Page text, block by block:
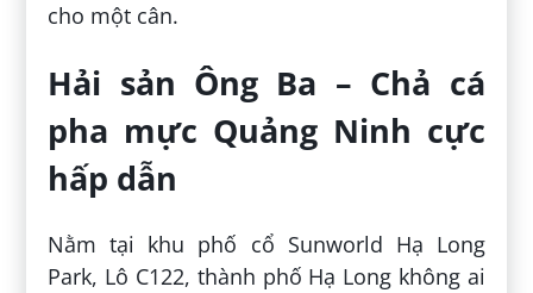
cho một cân.
Hải sản Ông Ba – Chả cá
pha mực Quảng Ninh cực
hấp dẫn
Nằm tại khu phố cổ Sunworld Hạ Long
Park, Lô C122, thành phố Hạ Long không ai